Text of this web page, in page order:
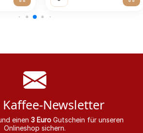
Kaffee-Newsletter
einen 3 EuroGutschein für unseren
Onlineshop sichern.